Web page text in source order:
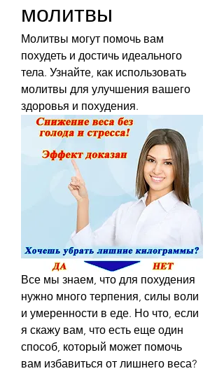
молитвы
Молитвы могут помочь вам
похудеть и достичь идеального
тела. Узнайте, как использовать
молитвы для улучшения вашего
здоровья и похудения.
Все мы знаем, что для похудения
нужно много терпения, силы воли
и умеренности в еде. Но что, если
я скажу вам, что есть еще один
способ, который может помочь
вам избавиться от лишнего веса?